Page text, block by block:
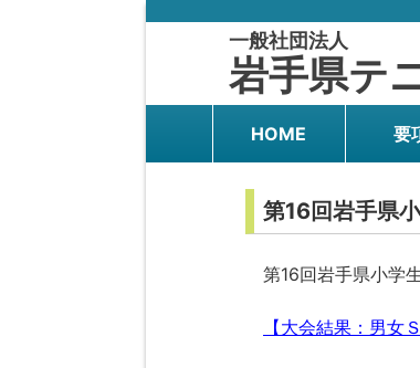
一般社団法人
岩手県テ
HOME 要
第16回岩手県
第16回岩手県小学
【大会結果：男女